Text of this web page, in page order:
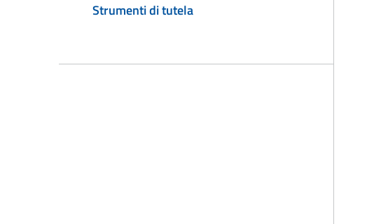
Strumenti di tutela